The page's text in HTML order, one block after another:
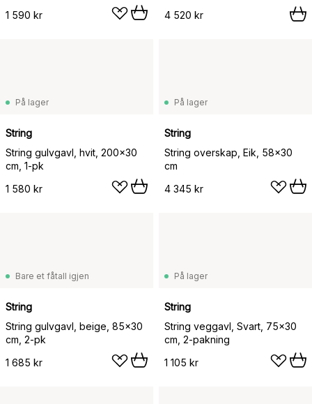
1 590 kr
4 520 kr
På lager
String
String gulvgavl, hvit, 200x30
cm, 1-pk
1 580 kr
På lager
String
String overskap, Eik, 58x30
cm
4 345 kr
Bare et fåtall igjen
String
String gulvgavl, beige, 85x30
cm, 2-pk
1 685 kr
På lager
String
String veggavl, Svart, 75x30
cm, 2-pakning
1 105 kr